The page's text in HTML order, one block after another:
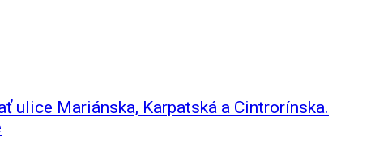
ulice Mariánska, Karpatská a Cintrorínska.